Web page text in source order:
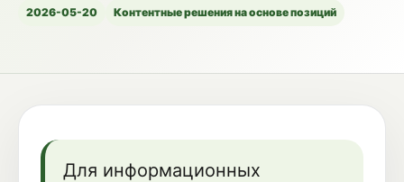
2026-05-20 Контентные решения на основе позиций
Для информационных